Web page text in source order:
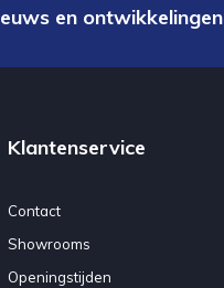
en ontwikkelingen
Klantenservice
Contact
Showrooms
Openingstijden